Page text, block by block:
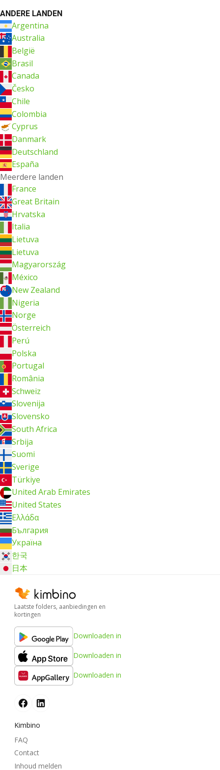
ANDERE LANDEN
Argentina
Australia
België
Brasil
Canada
Česko
Chile
Colombia
Cyprus
Danmark
Deutschland
España
Meerdere landen
France
Great Britain
Hrvatska
Italia
Lietuva
Lietuva
Magyarország
México
New Zealand
Nigeria
Norge
Österreich
Perú
Polska
Portugal
România
Schweiz
Slovenija
Slovensko
South Africa
Srbija
Suomi
Sverige
Türkiye
United Arab Emirates
United States
Ελλάδα
България
Україна
한국
日本
Laatste folders, aanbiedingen en
kortingen
Downloaden in
Downloaden in
Downloaden in
Kimbino
FAQ
Contact
Inhoud melden